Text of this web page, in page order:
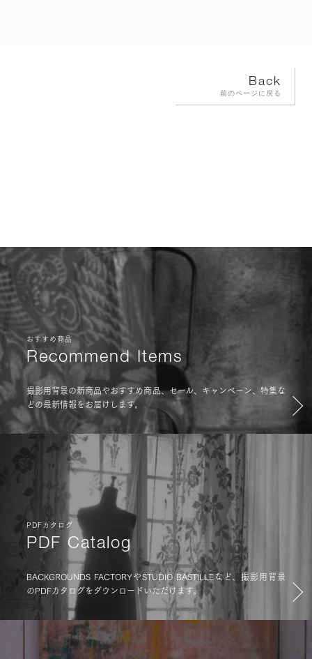
Back
前のページに戻る
おすすめ商品
Recommend Items
撮影用背景の新商品やおすすめ商品、セール、キャンペーン、特集な
どの最新情報をお届けします。
PDFカタログ
PDF Catalog
BACKGROUNDS FACTORYやSTUDIO BASTILLEなど、撮影用背景
のPDFカタログをダウンロードいただけます。